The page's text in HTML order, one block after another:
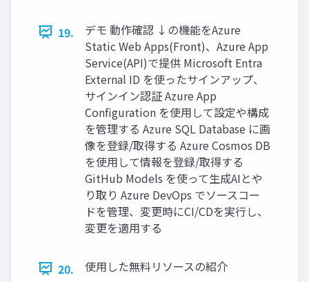
19.
デモ 動作確認 ↓の機能をAzure
Static Web Apps(Front)、Azure App
Service(API)で提供 Microsoft Entra
External ID を使ったサインアップ、
サインイン認証 Azure App
Configuration を使用して設定や構成
を管理する Azure SQL Database に画
像を登録/取得する Azure Cosmos DB
を使用して情報を登録/取得する
GitHub Models を使って生成AIとや
り取り Azure DevOps でソースコー
ドを管理、変更時にCI/CDを実行し、
変更を適用する
20. 使用した無料リソースの紹介